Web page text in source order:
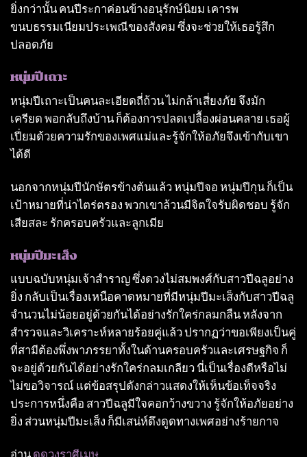
ยิ่งกว่านั้น คนปีระกาค่อนข้างอนุรักษ์นิยม เคารพ
ขนบธรรมเนียมประเพณีของสังคม ซึ่งจะช่วยให้เธอรู้สึก
ปลอดภัย
หนุ่มปีเถาะ
หนุ่มปีเถาะเป็นคนละเอียดถี่ถ้วน ไม่กล้าเสี่ยงภัย จึงมัก
เครียด พอกลับถึงบ้าน ก็ต้องการปลดเปลื้องผ่อนคลาย เธอผู้
เปี่ยมด้วยความรักของเพศแม่และรู้จักให้อภัยจึงเข้ากับเขา
ได้ดี
นอกจากหนุ่มปีนักษัตรข้างต้นแล้ว หนุ่มปีจอ หนุ่มปีกุน ก็เป็น
เป้าหมายที่น่าไตร่ตรอง พวกเขาล้วนมีจิตใจรับผิดชอบ รู้จัก
เสียสละ รักครอบครัวและลูกเมีย
หนุ่มปีมะเส็ง
แบบฉบับหนุ่มเจ้าสําราญ ซึ่งดวงไม่สมพงศ์กับสาวปีฉลูอย่าง
ยิ่ง กลับเป็นเรื่องเหนือคาดหมายที่มีหนุ่มปีมะเส็งกับสาวปีฉลู
จํานวนไม่น้อยอยู่ด้วยกันได้อย่างรักใคร่กลมกลืน หลังจาก
สํารวจและวิเคราะห์หลายร้อยคู่แล้ว ปรากฏว่าขอเพียงเป็นคู่
ที่สามีต้องพึ่งพาภรรยาทั้งในด้านครอบครัวและเศรษฐกิจ ก็
จะอยู่ด้วยกันได้อย่างรักใคร่กลมเกลียว นี่เป็นเรื่องดีหรือไม่
ไม่ขอวิจารณ์ แต่ข้อสรุปดังกล่าวแสดงให้เห็นข้อเท็จจริง
ประการหนึ่งคือ สาวปีฉลูมีใจคอกว้างขวาง รู้จักให้อภัยอย่าง
ยิ่ง ส่วนหนุ่มปีมะเส็ง ก็มีเสน่ห์ดึงดูดทางเพศอย่างร้ายกาจ
อ่านดูดวงราศีเมษ